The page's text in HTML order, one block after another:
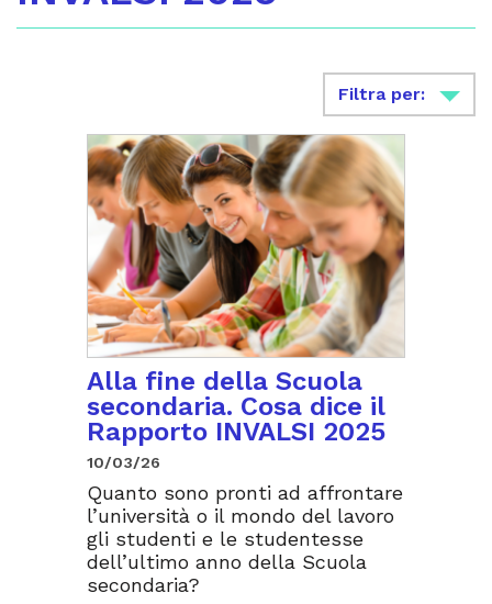
Filtra per:
Alla fine della Scuola
secondaria. Cosa dice il
Rapporto INVALSI 2025
10/03/26
Quanto sono pronti ad affrontare
l’università o il mondo del lavoro
gli studenti e le studentesse
dell’ultimo anno della Scuola
secondaria?